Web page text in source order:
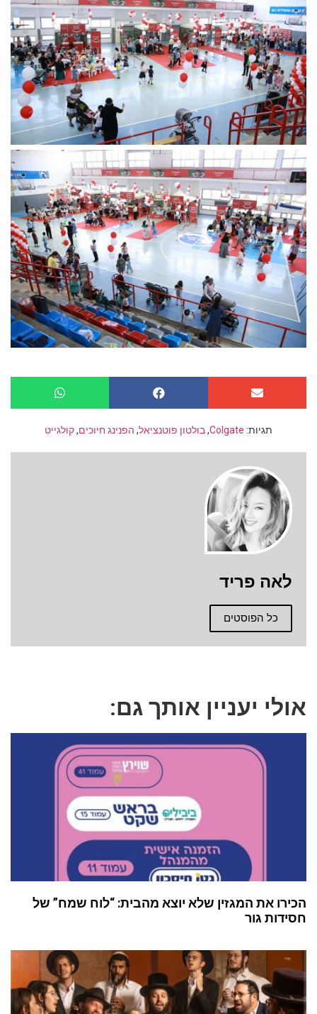
תגיות: Colgate
,בולטון פוטנציאל, הפנינג חיוכים,קולגייט
לאה פריד
כל הפוסטים
אולי יעניין אותך גם:
הכירו את המגזין שלא יוצא מהבית: “לוח שמח” של
חסידות גור